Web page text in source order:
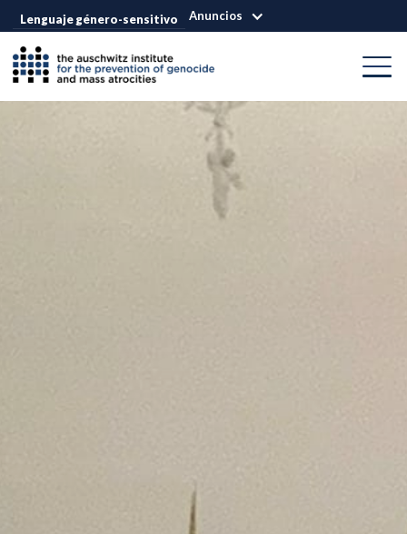
Lenguaje género-sensitivo Anuncios